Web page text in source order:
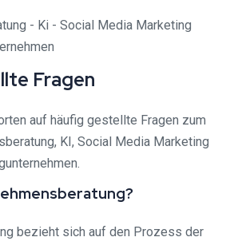
Fragen
auf häufig gestellte Fragen zum
KI, Social Media Marketing
bezieht sich auf den Prozess der